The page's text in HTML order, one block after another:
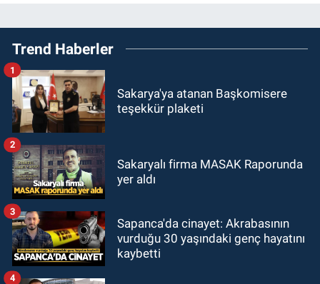
Trend Haberler
Sakarya'ya atanan Başkomisere
teşekkür plaketi
1
Sakaryalı firma MASAK Raporunda
yer aldı
2
Sapanca'da cinayet: Akrabasının
vurduğu 30 yaşındaki genç hayatını
kaybetti
3
4